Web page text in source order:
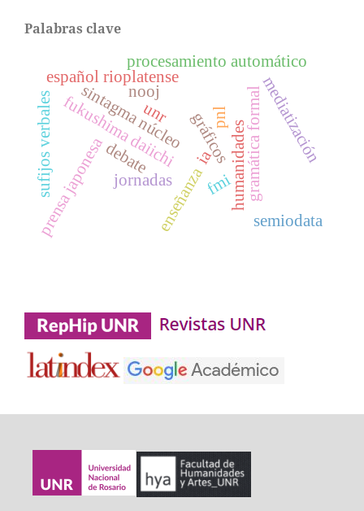
Palabras clave
ia
jornadas
debate
unr
humanidades
sintagma núcleo
español rioplatense
enseñanza
fukushima daiichi
prensa japonesa fmi
procesamiento automático
nooj
mediatización
gráficos
pnl gramática formal
sufijos verbales
semiodata